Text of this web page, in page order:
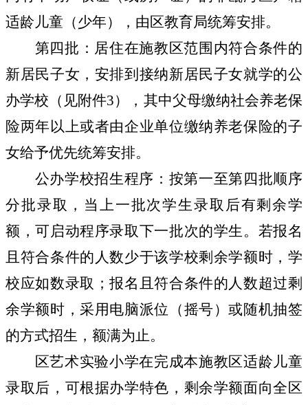
适龄儿童（少年），由区教育局统筹安排。
第四批： 居住在施教区范围内符合条件的
新居民子女，安排到接纳新居民子女就学的公
办学校（ 见附件3），其中父母缴纳社会养老保
险两年以上或者由企业单位缴纳养老保险的子
女给予优先统筹安排。
公办学校招生程序：按第一至第四批顺序
分批录取，当上一批次学生录取后有剩余学
额，可启动程序录取下一批次的学生。若报名
且符合条件的人数少于该学校剩余学额时，学
校应如数录取；报名且符合条件的人数超过剩
余学额时，采用电脑派位（摇号）或随机抽签
的方式招生，额满为止。
区艺术实验小学在完成本施教区适龄儿童
录取后，可根据办学特色，剩余学额面向全区